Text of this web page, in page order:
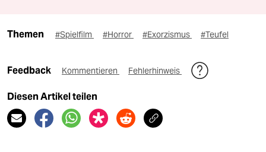
Themen #Spielfilm #Horror #Exorzismus #Teufel
Feedback Kommentieren Fehlerhinweis
Diesen Artikel teilen